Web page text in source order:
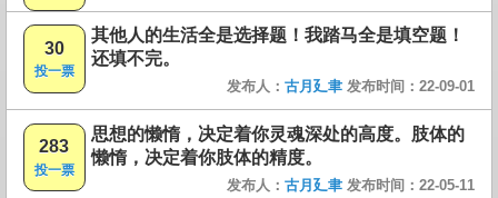
30
投一票
其他人的生活全是选择题！我踏马全是填空题！
还填不完。
发布人： 古月廴聿 发布时间：22-09-01
283
投一票
思想的懒惰，决定着你灵魂深处的高度。肢体的
懒惰，决定着你肢体的精度。
发布人： 古月廴聿 发布时间：22-05-11